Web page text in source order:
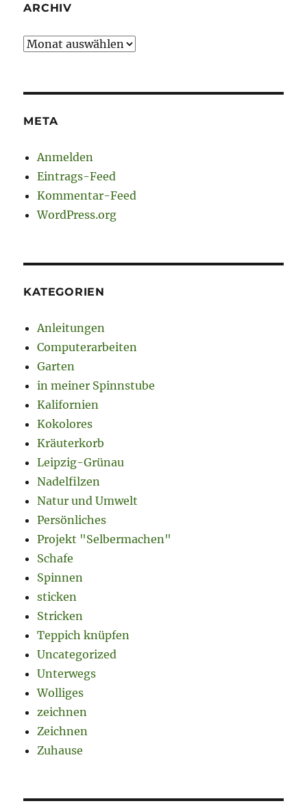
ARCHIV
Archiv
META
Anmelden
Eintrags-Feed
Kommentar-Feed
WordPress.org
KATEGORIEN
Anleitungen
Computerarbeiten
Garten
in meiner Spinnstube
Kalifornien
Kokolores
Kräuterkorb
Leipzig-Grünau
Nadelfilzen
Natur und Umwelt
Persönliches
Projekt "Selbermachen"
Schafe
Spinnen
sticken
Stricken
Teppich knüpfen
Uncategorized
Unterwegs
Wolliges
zeichnen
Zeichnen
Zuhause